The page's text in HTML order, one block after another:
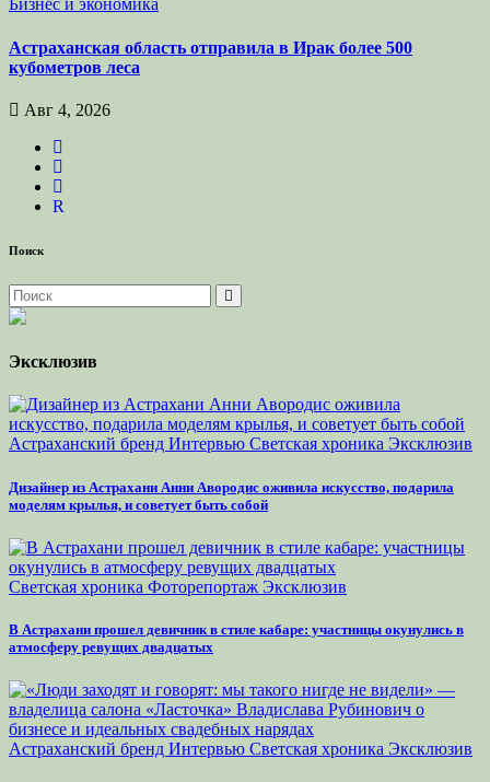
Бизнес и экономика
Астраханская область отправила в Ирак более 500
кубометров леса
Авг 4, 2026
R
Поиск
Эксклюзив
Астраханский бренд Интервью Светская хроника Эксклюзив
Дизайнер из Астрахани Анни Авородис оживила искусство, подарила
моделям крылья, и советует быть собой
Светская хроника Фоторепортаж Эксклюзив
В Астрахани прошел девичник в стиле кабаре: участницы окунулись в
атмосферу ревущих двадцатых
Астраханский бренд Интервью Светская хроника Эксклюзив